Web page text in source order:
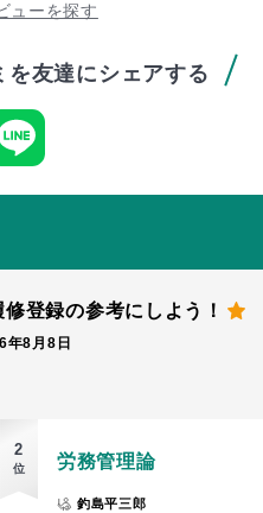
ューを探す
を友達にシェアする
修登録の参考にしよう！
年8月8日
2
位 労務管理論
釣島平三郎